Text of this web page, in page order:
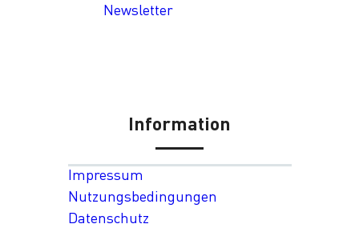
Newsletter
Information
Impressum
Nutzungsbedingungen
Datenschutz